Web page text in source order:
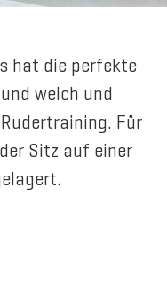
hat die perfekte
weich und
Für
Sitz auf einer